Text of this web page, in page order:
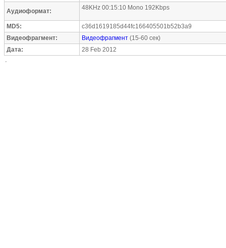
Аудиоформат: 48KHz 00:15:10 Mono 192Kbps
MD5:
c36d1619185d44fc166405501b52b3a9
Видеофрагмент:
Видеофрагмент (15-60 сек)
Дата:
28 Feb 2012